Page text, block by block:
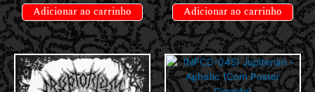
Adicionar ao carrinho Adicionar ao carrinho